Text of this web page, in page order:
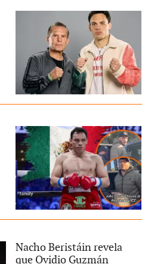
Nacho Beristáin revela
que Ovidio Guzmán